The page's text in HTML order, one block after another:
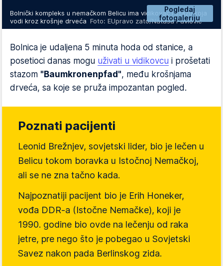
Pogledaj
fotogaleriju
Bolnički kompleks u nemačkom Belicu ima vidikovac i stazu koja
vodi kroz krošnje drveća Foto: EUpravo zato/Nataša Pavlović
Bolnica je udaljena 5 minuta hoda od stanice, a
posetioci danas mogu uživati u vidikovcu i prošetati
stazom "Baumkronenpfad", među krošnjama
drveća, sa koje se pruža impozantan pogled.
Poznati pacijenti
Leonid Brežnjev, sovjetski lider, bio je lečen u
Belicu tokom boravka u Istočnoj Nemačkoj,
ali se ne zna tačno kada.
Najpoznatiji pacijent bio je Erih Honeker,
vođa DDR-a (Istočne Nemačke), koji je
1990. godine bio ovde na lečenju od raka
jetre, pre nego što je pobegao u Sovjetski
Savez nakon pada Berlinskog zida.